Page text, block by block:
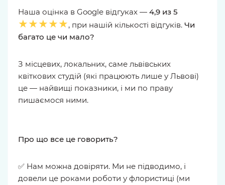
Наша оцінка в Google відгуках — 4,9 из 5
★★★★★, при нашій кількості відгуків. Чи
багато це чи мало?
З місцевих, локальних, саме львівських
квіткових студій (які працюють лише у Львові)
це — найвищі показники, і ми по праву
пишаємося ними.
Про що все це говорить?
✅ Нам можна довіряти. Ми не підводимо, і
довели це роками роботи у флористиці (ми